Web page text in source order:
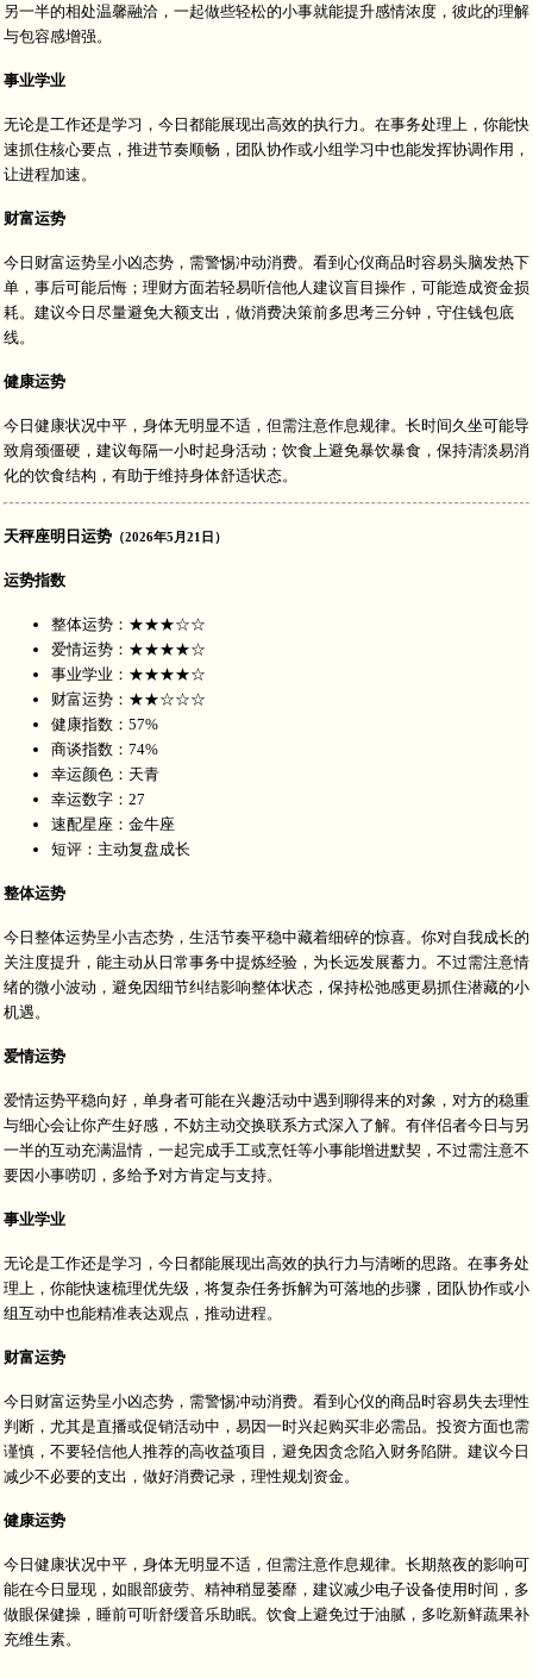
另一半的相处温馨融洽，一起做些轻松的小事就能提升感情浓度，彼此的理解
与包容感增强。
事业学业
无论是工作还是学习，今日都能展现出高效的执行力。在事务处理上，你能快
速抓住核心要点，推进节奏顺畅，团队协作或小组学习中也能发挥协调作用，
让进程加速。
财富运势
今日财富运势呈小凶态势，需警惕冲动消费。看到心仪商品时容易头脑发热下
单，事后可能后悔；理财方面若轻易听信他人建议盲目操作，可能造成资金损
耗。建议今日尽量避免大额支出，做消费决策前多思考三分钟，守住钱包底
线。
健康运势
今日健康状况中平，身体无明显不适，但需注意作息规律。长时间久坐可能导
致肩颈僵硬，建议每隔一小时起身活动；饮食上避免暴饮暴食，保持清淡易消
化的饮食结构，有助于维持身体舒适状态。
天秤座明日运势 （2026年5月21日）
运势指数
整体运势：★★★☆☆
爱情运势：★★★★☆
事业学业：★★★★☆
财富运势：★★☆☆☆
健康指数：57%
商谈指数：74%
幸运颜色：天青
幸运数字：27
速配星座：金牛座
短评：主动复盘成长
整体运势
今日整体运势呈小吉态势，生活节奏平稳中藏着细碎的惊喜。你对自我成长的
关注度提升，能主动从日常事务中提炼经验，为长远发展蓄力。不过需注意情
绪的微小波动，避免因细节纠结影响整体状态，保持松弛感更易抓住潜藏的小
机遇。
爱情运势
爱情运势平稳向好，单身者可能在兴趣活动中遇到聊得来的对象，对方的稳重
与细心会让你产生好感，不妨主动交换联系方式深入了解。有伴侣者今日与另
一半的互动充满温情，一起完成手工或烹饪等小事能增进默契，不过需注意不
要因小事唠叨，多给予对方肯定与支持。
事业学业
无论是工作还是学习，今日都能展现出高效的执行力与清晰的思路。在事务处
理上，你能快速梳理优先级，将复杂任务拆解为可落地的步骤，团队协作或小
组互动中也能精准表达观点，推动进程。
财富运势
今日财富运势呈小凶态势，需警惕冲动消费。看到心仪的商品时容易失去理性
判断，尤其是直播或促销活动中，易因一时兴起购买非必需品。投资方面也需
谨慎，不要轻信他人推荐的高收益项目，避免因贪念陷入财务陷阱。建议今日
减少不必要的支出，做好消费记录，理性规划资金。
健康运势
今日健康状况中平，身体无明显不适，但需注意作息规律。长期熬夜的影响可
能在今日显现，如眼部疲劳、精神稍显萎靡，建议减少电子设备使用时间，多
做眼保健操，睡前可听舒缓音乐助眠。饮食上避免过于油腻，多吃新鲜蔬果补
充维生素。